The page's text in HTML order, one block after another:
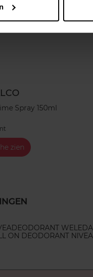
Spray 150ml
zien
DEODORANT WELEDA
ON DEODORANT NIVEA